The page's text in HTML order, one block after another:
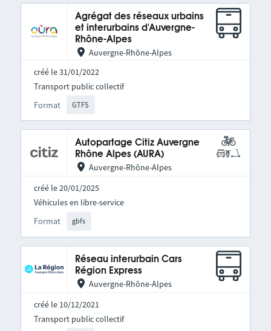
Agrégat des réseaux urbains
et interurbains d'Auvergne-
Rhône-Alpes
Auvergne-Rhône-Alpes
créé le 31/01/2022
Format GTFS
Transport public collectif
Autopartage Citiz Auvergne
Rhône Alpes (AURA)
Auvergne-Rhône-Alpes
créé le 20/01/2025
Format gbfs
Véhicules en libre-service
Réseau interurbain Cars
Région Express
Auvergne-Rhône-Alpes
créé le 10/12/2021
Transport public collectif